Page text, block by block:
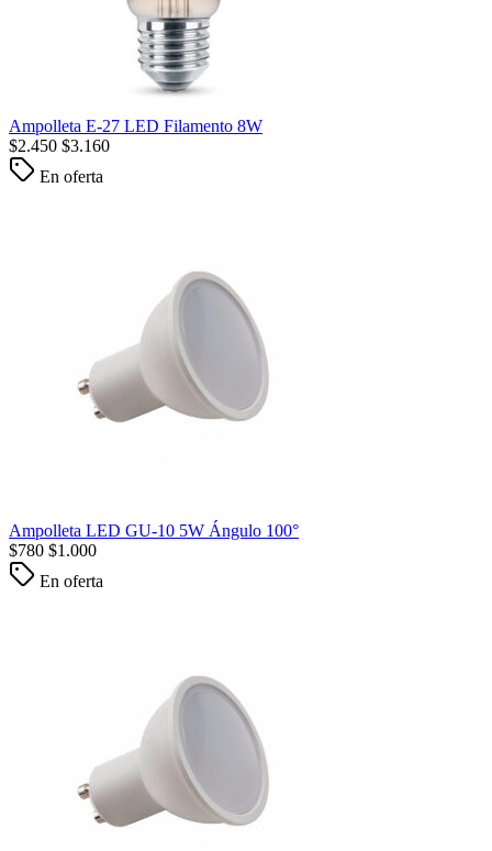
Ampolleta E-27 LED Filamento 8W
$2.450 $3.160
En oferta
Ampolleta LED GU-10 5W Ángulo 100°
$780 $1.000
En oferta